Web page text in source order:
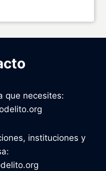
que necesites:
instituciones y